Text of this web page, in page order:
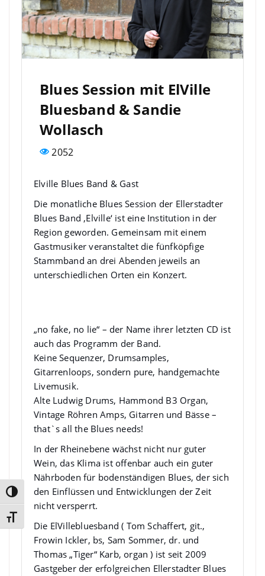
Umschalten auf hohe Kontraste
Schrift vergrößern
Blues Session mit ElVille
Bluesband & Sandie
Wollasch
2052
Elville Blues Band & Gast
Die monatliche Blues Session der Ellerstadter
Blues Band ‚Elville‘ ist eine Institution in der
Region geworden. Gemeinsam mit einem
Gastmusiker veranstaltet die fünfköpfige
Stammband an drei Abenden jeweils an
unterschiedlichen Orten ein Konzert.
„no fake, no lie“ – der Name ihrer letzten CD ist
auch das Programm der Band.
Keine Sequenzer, Drumsamples,
Gitarrenloops, sondern pure, handgemachte
Livemusik.
Alte Ludwig Drums, Hammond B3 Organ,
Vintage Röhren Amps, Gitarren und Bässe –
that`s all the Blues needs!
In der Rheinebene wächst nicht nur guter
Wein, das Klima ist offenbar auch ein guter
Nährboden für bodenständigen Blues, der sich
den Einflüssen und Entwicklungen der Zeit
nicht versperrt.
Die ElVillebluesband ( Tom Schaffert, git.,
Frowin Ickler, bs, Sam Sommer, dr. und
Thomas „Tiger“ Karb, organ ) ist seit 2009
Gastgeber der erfolgreichen Ellerstadter Blues